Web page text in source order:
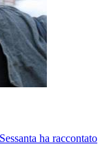
ha raccontato